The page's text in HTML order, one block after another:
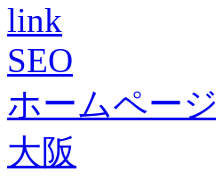
link
SEO
ホームページ
大阪